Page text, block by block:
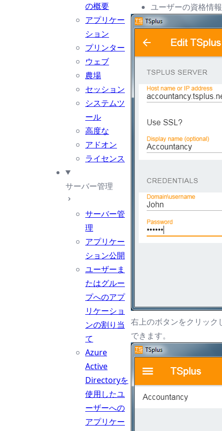
の概要
アプリケー
ション
プリンター
ウェブ
農場
セッション
システムツ
ール
高度な
アドオン
ライセンス
サーバー管理
サーバー管
理
アプリケー
ション公開
ユーザーま
たはグルー
プへのアプ
リケーショ
ンの割り当
て
Azure
Active
Directoryを
使用したユ
ーザーへの
アプリケー
ユーザーの資格情
右上のボタンをクリック
できます。